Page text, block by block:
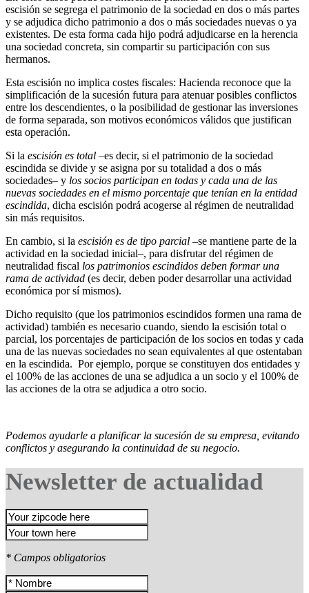
escisión se segrega el patrimonio de la sociedad en dos o más partes
y se adjudica dicho patrimonio a dos o más sociedades nuevas o ya
existentes. De esta forma cada hijo podrá adjudicarse en la herencia
una sociedad concreta, sin compartir su participación con sus
hermanos.
Esta escisión no implica costes fiscales: Hacienda reconoce que la
simplificación de la sucesión futura para atenuar posibles conflictos
entre los descendientes, o la posibilidad de gestionar las inversiones
de forma separada, son motivos económicos válidos que justifican
esta operación.
Si la escisión es total –es decir, si el patrimonio de la sociedad
escindida se divide y se asigna por su totalidad a dos o más
sociedades– y los socios participan en todas y cada una de las
nuevas sociedades en el mismo porcentaje que tenían en la entidad
escindida, dicha escisión podrá acogerse al régimen de neutralidad
sin más requisitos.
En cambio, si la escisión es de tipo parcial –se mantiene parte de la
actividad en la sociedad inicial–, para disfrutar del régimen de
neutralidad fiscal los patrimonios escindidos deben formar una
rama de actividad (es decir, deben poder desarrollar una actividad
económica por sí mismos).
Dicho requisito (que los patrimonios escindidos formen una rama de
actividad) también es necesario cuando, siendo la escisión total o
parcial, los porcentajes de participación de los socios en todas y cada
una de las nuevas sociedades no sean equivalentes al que ostentaban
en la escindida. Por ejemplo, porque se constituyen dos entidades y
el 100% de las acciones de una se adjudica a un socio y el 100% de
las acciones de la otra se adjudica a otro socio.
Podemos ayudarle a planificar la sucesión de su empresa, evitando
conflictos y asegurando la continuidad de su negocio.
Newsletter de actualidad
* Campos obligatorios